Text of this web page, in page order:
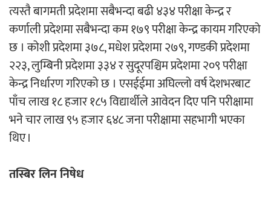
त्यस्तै बागमती प्रदेशमा सबैभन्दा बढी ४३४ परीक्षा केन्द्र र
कर्णाली प्रदेशमा सबैभन्दा कम १७९ परीक्षा केन्द्र कायम गरिएको
छ । कोशी प्रदेशमा ३७८, मधेश प्रदेशमा २७९, गण्डकी प्रदेशमा
२२३, लुम्बिनी प्रदेशमा ३३४ र सुदूरपश्चिम प्रदेशमा २०९ परीक्षा
केन्द्र निर्धारण गरिएको छ । एसईईमा अघिल्लो वर्ष देशभरबाट
पाँच लाख १८ हजार १८५ विद्यार्थीले आवेदन दिए पनि परीक्षामा
भने चार लाख ९५ हजार ६४८ जना परीक्षामा सहभागी भएका
थिए ।
तस्बिर लिन निषेध